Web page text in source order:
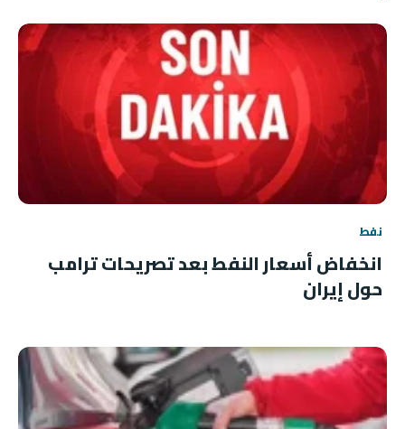
نفط
انخفاض أسعار النفط بعد تصريحات ترامب
حول إيران